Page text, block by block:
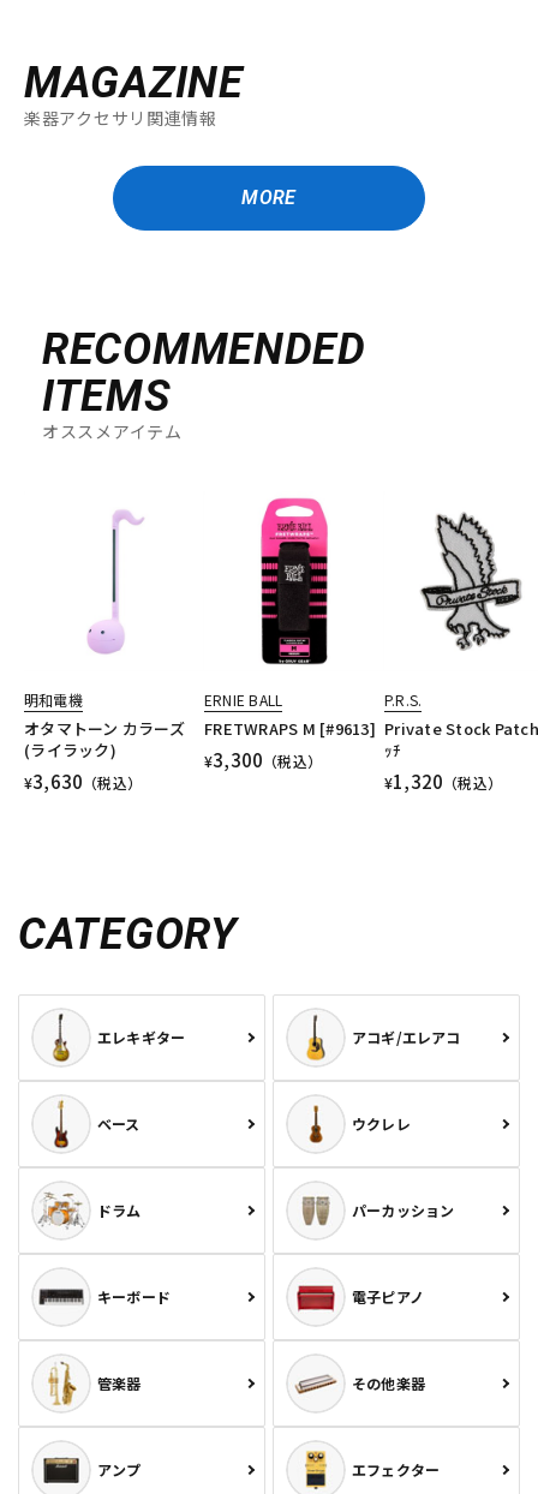
MAGAZINE
楽器アクセサリ関連情報
MORE
RECOMMENDED
ITEMS
オススメアイテム
明和電機
オタマトーン カラーズ
(ライラック)
¥3,630 （税込）
ERNIE BALL
FRETWRAPS M [#9613]
¥3,300 （税込）
P.R.S.
Private Stock
ｯﾁ
¥1,320 （税込）
CATEGORY
エレキギター アコギ/エレアコ
ベース ウクレレ
ドラム パーカッション
キーボード 電子ピアノ
管楽器 その他楽器
アンプ エフェクター